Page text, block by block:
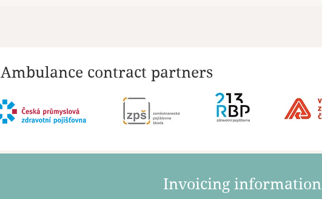
Ambulance contract partners
​Invoicing information